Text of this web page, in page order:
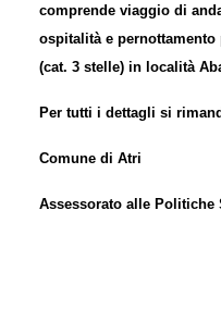
comprende viaggio di
ospitalità e pernottamento
(cat. 3 stelle) in località
Per tutti i dettagli si
Comune di Atri
Assessorato alle Politiche